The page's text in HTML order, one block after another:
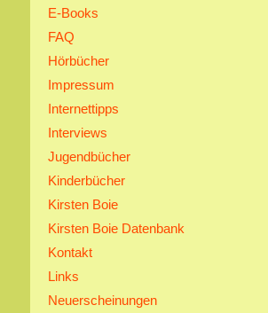
E-Books
FAQ
Hörbücher
Impressum
Internettipps
Interviews
Jugendbücher
Kinderbücher
Kirsten Boie
Kirsten Boie Datenbank
Kontakt
Links
Neuerscheinungen